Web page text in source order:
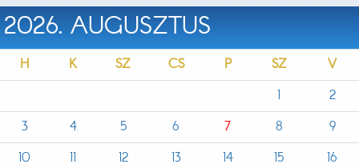
2026. AUGUSZTUS
H K SZ CS P SZ
V
1
2
3
4 5 6 7 8
9
10
11 12 13 14 15
16